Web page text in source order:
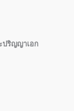
ปริญญาเอก